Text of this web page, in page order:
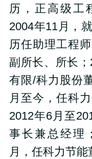
历，正高级工
2004年11月，
历任助理工程
副所长、所长
有限/科力股份
月至今，任科
2012年6月至
事长兼总经理
月，任科力节